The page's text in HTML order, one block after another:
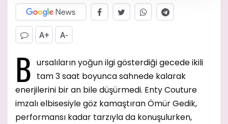
A+ A-
B ursalıların yoğun ilgi gösterdiği gecede ikili
tam 3 saat boyunca sahnede kalarak
enerjilerini bir an bile düşürmedi. Enty Couture
imzalı elbisesiyle göz kamaştıran Ömür Gedik,
performansı kadar tarzıyla da konuşulurken,